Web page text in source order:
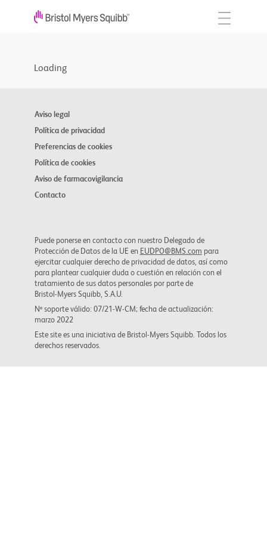
Loading
Aviso legal
Política de privacidad
Preferencias de cookies
Política de cookies
Aviso de farmacovigilancia
Contacto
Puede ponerse en contacto con nuestro Delegado de
Protección de Datos de la UE en EUDPO@BMS.com para
ejercitar cualquier derecho de privacidad de datos, así como
para plantear cualquier duda o cuestión en relación con el
tratamiento de sus datos personales por parte de
Bristol-Myers Squibb, S.A.U.
Nº soporte válido: 07/21-W-CM; fecha de actualización:
marzo 2022
Este site es una iniciativa de Bristol-Myers Squibb. Todos los
derechos reservados.